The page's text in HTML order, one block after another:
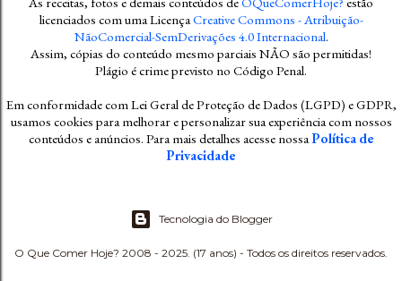
licenciados com uma LicençaCreative Commons - Atribuição-
NãoComercial-SemDerivações 4.0 Internacional.
Assim, cópias do conteúdo mesmo parciais NÃO são permitidas!
Plágio é crime previsto no Código Penal.
Em conformidade com Lei Geral de Proteção de Dados (LGPD) e GDPR,
usamos cookies para melhorar e personalizar sua experiência com nossos
conteúdos e anúncios. Para mais detalhes acesse nossaPolítica de
Privacidade
Tecnologia do Blogger
O Que Comer Hoje? 2008 - 2025. (17 anos) - Todos os direitos reservados.